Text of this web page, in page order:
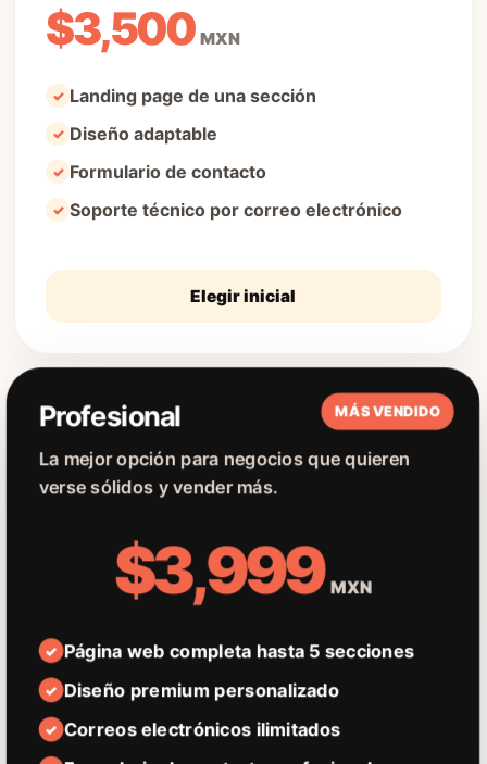
$3,500MXN
Landing page de una sección
Diseño adaptable
Formulario de contacto
Soporte técnico por correo electrónico
Elegir inicial
MÁS VENDIDO
Profesional
La mejor opción para negocios que quieren
verse sólidos y vender más.
$3,999MXN
Página web completa hasta 5 secciones
Diseño premium personalizado
Correos electrónicos ilimitados